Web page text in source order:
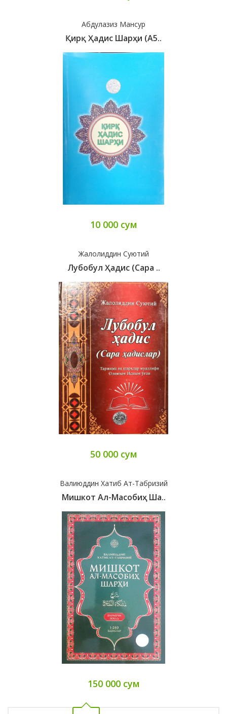
Абдулазиз Мансур
Қирқ Ҳадис Шарҳи (А5..
10 000 сум
Жалолиддин Суютий
Лубобул Ҳадис (сара ..
50 000 сум
Валиюддин Хатиб Ат-Табризий
Мишкот Ал-Масобиҳ Ша..
150 000 сум